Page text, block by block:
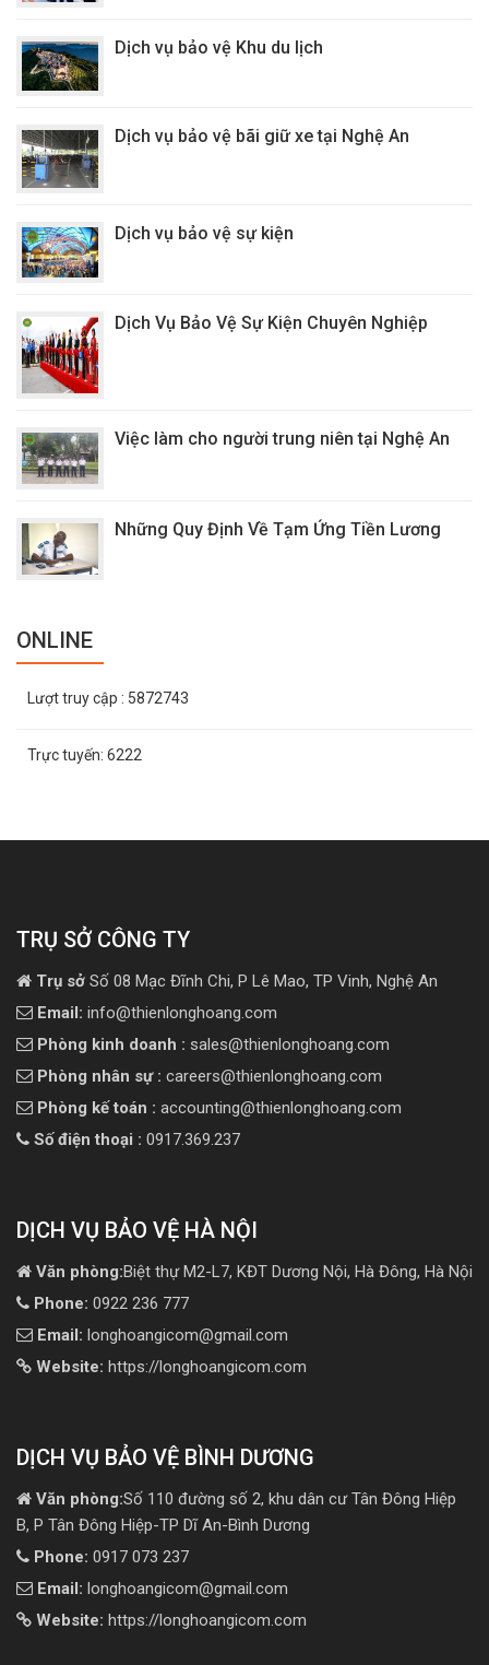
Dịch vụ bảo vệ Khu du lịch
Dịch vụ bảo vệ bãi giữ xe tại Nghệ An
Dịch vụ bảo vệ sự kiện
Dịch Vụ Bảo Vệ Sự Kiện Chuyên Nghiệp
Việc làm cho người trung niên tại Nghệ An
Những Quy Định Về Tạm Ứng Tiền Lương
ONLINE
Lượt truy cập : 5872743
Trực tuyến: 6222
TRỤ SỞ CÔNG TY
Trụ sở Số 08 Mạc Đĩnh Chi, P Lê Mao, TP Vinh, Nghệ An
Email: info@thienlonghoang.com
Phòng kinh doanh : sales@thienlonghoang.com
Phòng nhân sự : careers@thienlonghoang.com
Phòng kế toán : accounting@thienlonghoang.com
Số điện thoại : 0917.369.237
DỊCH VỤ BẢO VỆ HÀ NỘI
Văn phòng:Biệt thự M2-L7, KĐT Dương Nội, Hà Đông, Hà Nội
Phone: 0922 236 777
Email: longhoangicom@gmail.com
Website: https://longhoangicom.com
DỊCH VỤ BẢO VỆ BÌNH DƯƠNG
Văn phòng:Số 110 đường số 2, khu dân cư Tân Đông Hiệp
B, P Tân Đông Hiệp-TP Dĩ An-Bình Dương
Phone: 0917 073 237
Email: longhoangicom@gmail.com
Website: https://longhoangicom.com